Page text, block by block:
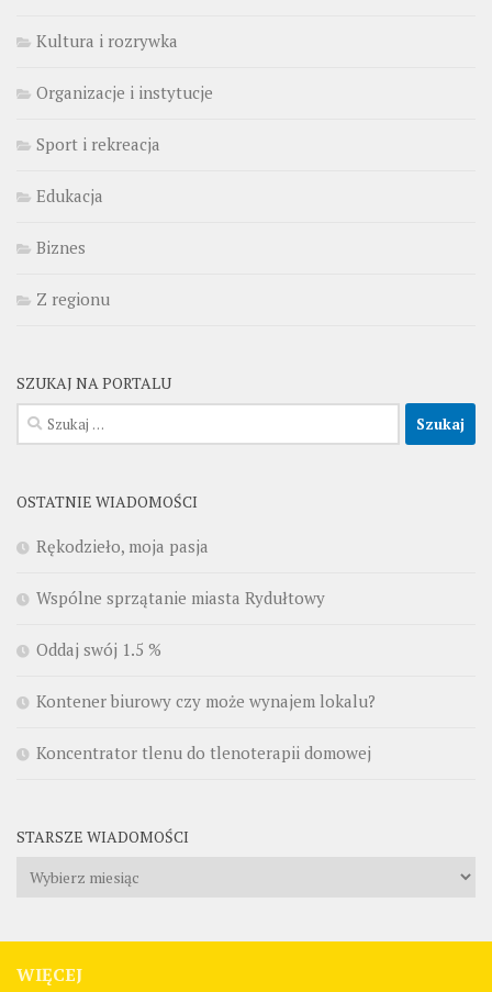
Kultura i rozrywka
Organizacje i instytucje
Sport i rekreacja
Edukacja
Biznes
Z regionu
SZUKAJ NA PORTALU
Szukaj:
OSTATNIE WIADOMOŚCI
Rękodzieło, moja pasja
Wspólne sprzątanie miasta Rydułtowy
Oddaj swój 1.5 %
Kontener biurowy czy może wynajem lokalu?
Koncentrator tlenu do tlenoterapii domowej
STARSZE WIADOMOŚCI
Starsze
WIĘCEJ